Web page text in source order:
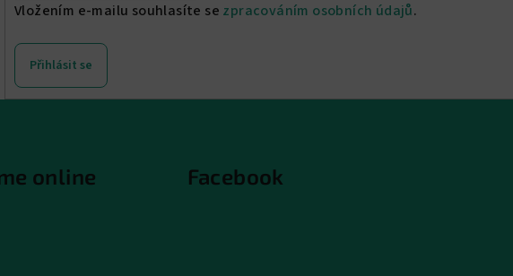
Vložením e-mailu souhlasíte se zpracováním osobních údajů.
Přihlásit se
online
Facebook